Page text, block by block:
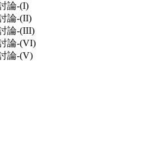
論-(I)
論-(II)
論-(III)
論-(VI)
論-(V)